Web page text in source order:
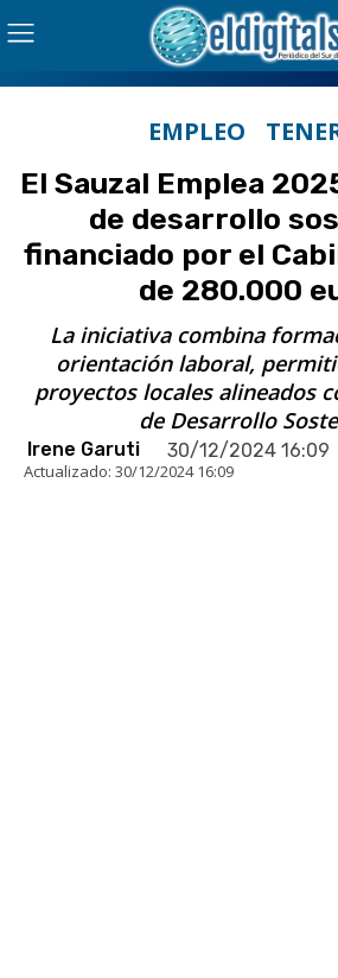
EMPLEO
El Sauzal Emplea
de desarrollo
financiado por el
de 280.000
La iniciativa combina
orientación laboral,
proyectos locales alineados
de Desarrollo
Irene Garuti 30/12/2024 16:09
Actualizado: 30/12/2024 16:09